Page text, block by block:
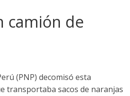
camión de
(PNP) decomisó esta
transportaba sacos de naranjas